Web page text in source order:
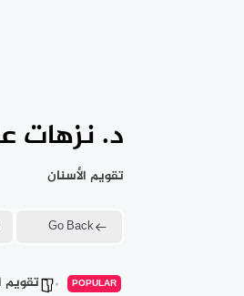
د. نزهات
تقويم الأسنان
Go Back
POPULAR تقويم